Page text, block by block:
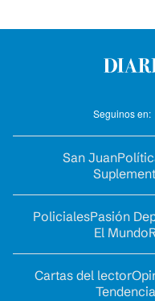
Seguinos en:
San Juan
PolicialesPasión
El Mundo
Cartas del lector
Tendencia